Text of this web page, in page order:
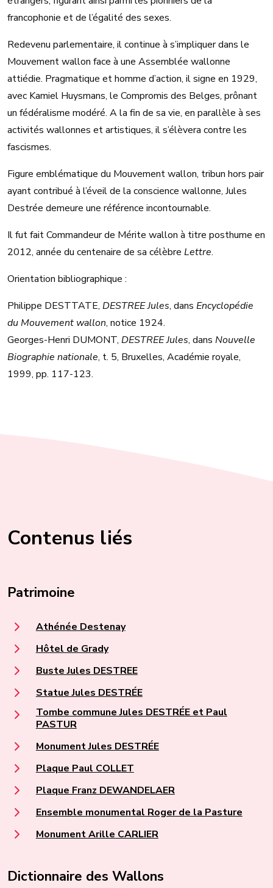
francophonie et de l’égalité des sexes.
Redevenu parlementaire, il continue à s’impliquer dans le
Mouvement wallon face à une Assemblée wallonne
attiédie. Pragmatique et homme d’action, il signe en 1929,
avec Kamiel Huysmans, le Compromis des Belges, prônant
un fédéralisme modéré. A la fin de sa vie, en parallèle à ses
activités wallonnes et artistiques, il s’élèvera contre les
fascismes.
Figure emblématique du Mouvement wallon, tribun hors pair
ayant contribué à l’éveil de la conscience wallonne, Jules
Destrée demeure une référence incontournable.
Il fut fait Commandeur de Mérite wallon à titre posthume en
2012, année du centenaire de sa célèbre Lettre.
Orientation bibliographique :
Philippe DESTTATE, DESTREE Jules, dans Encyclopédie
du Mouvement wallon, notice 1924.
Georges-Henri DUMONT, DESTREE Jules, dans Nouvelle
Biographie nationale, t. 5, Bruxelles, Académie royale,
1999, pp. 117-123.
Contenus liés
Patrimoine
Athénée Destenay
Hôtel de Grady
Buste Jules DESTREE
Statue Jules DESTRÉE
Tombe commune Jules DESTRÉE et Paul
PASTUR
Monument Jules DESTRÉE
Plaque Paul COLLET
Plaque Franz DEWANDELAER
Ensemble monumental Roger de la Pasture
Monument Arille CARLIER
Dictionnaire des Wallons